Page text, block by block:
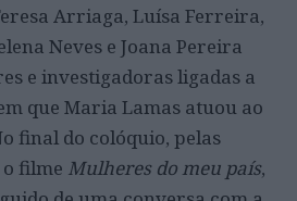
Arriaga, Luísa Ferreira,
Neves e Joana Pereira
e investigadoras ligadas a
que Maria Lamas atuou ao
final do colóquio, pelas
filme Mulheres do meu país,